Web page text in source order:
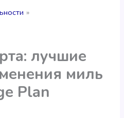
лучшие
миль
Plan